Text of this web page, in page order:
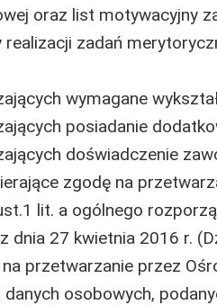
oraz list motywacyjny
zadań
wymagane
posiadanie
doświadczenie
zgodę na
lit. a ogólnego
dnia 27 kwietnia 2016 r.
przetwarzanie przez
osobowych,